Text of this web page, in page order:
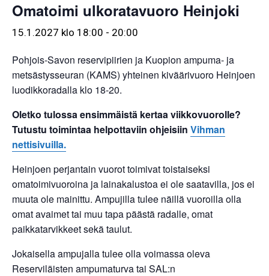
Omatoimi ulkoratavuoro Heinjoki
15.1.2027 klo 18:00 - 20:00
Pohjois-Savon reservipiirien ja Kuopion ampuma- ja
metsästysseuran (KAMS) yhteinen kiväärivuoro Heinjoen
luodikkoradalla klo 18-20.
Oletko tulossa ensimmäistä kertaa viikkovuorolle?
Tutustu toimintaa helpottaviin ohjeisiin Vihman
nettisivuilla.
Heinjoen perjantain vuorot toimivat toistaiseksi
omatoimivuoroina ja lainakalustoa ei ole saatavilla, jos ei
muuta ole mainittu. Ampujilla tulee näillä vuoroilla olla
omat avaimet tai muu tapa päästä radalle, omat
paikkatarvikkeet sekä taulut.
Jokaisella ampujalla tulee olla voimassa oleva
Reserviläisten ampumaturva tai SAL:n